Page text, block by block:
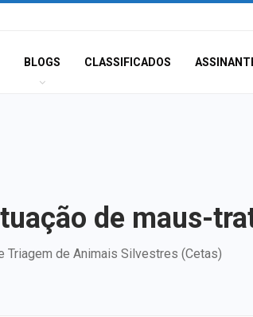
BLOGS CLASSIFICADOS
de maus-
Triagem de Animais Silvestres (Cetas)